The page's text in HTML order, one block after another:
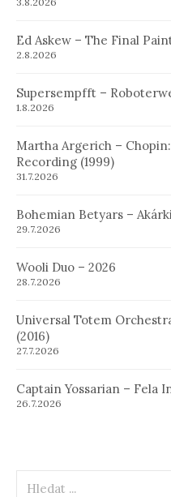
Ed Askew – The Final
2.8.2026
Supersempfft –
1.8.2026
Martha Argerich –
Recording (1999)
31.7.2026
Bohemian Betyars –
29.7.2026
Wooli Duo – 2026
28.7.2026
Universal Totem
(2016)
27.7.2026
Captain Yossarian – Fela
26.7.2026